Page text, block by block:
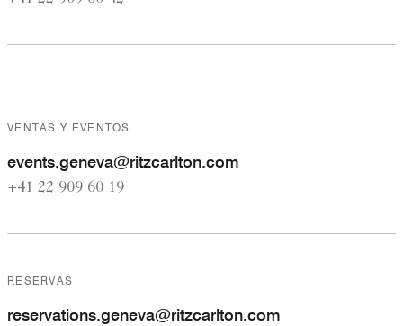
VENTAS Y EVENTOS
events.geneva@ritzcarlton.com
+41 22 909 60 19
RESERVAS
reservations.geneva@ritzcarlton.com